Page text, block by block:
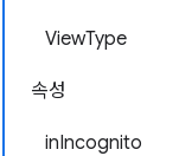
ViewType
속성
inIncognito